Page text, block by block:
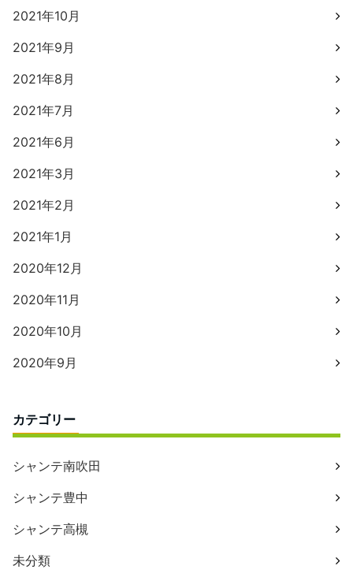
2021年10月
2021年9月
2021年8月
2021年7月
2021年6月
2021年3月
2021年2月
2021年1月
2020年12月
2020年11月
2020年10月
2020年9月
カテゴリー
シャンテ南吹田
シャンテ豊中
シャンテ高槻
未分類